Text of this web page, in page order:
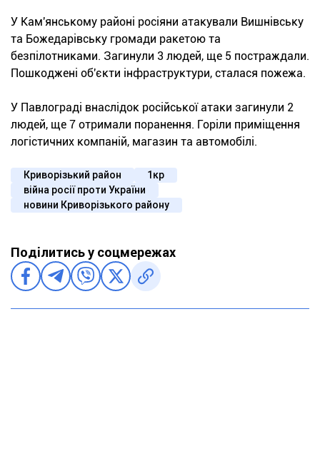
У Кам'янському районі росіяни атакували Вишнівську
та Божедарівську громади ракетою та
безпілотниками. Загинули 3 людей, ще 5 постраждали.
Пошкоджені об'єкти інфраструктури, сталася пожежа.
У Павлограді внаслідок російської атаки загинули 2
людей, ще 7 отримали поранення. Горіли приміщення
логістичних компаній, магазин та автомобілі.
Криворізький район
1кр
війна росії проти України
новини Криворізького району
Поділитись у соцмережах